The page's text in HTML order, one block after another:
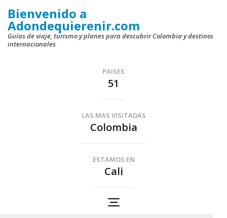
Saltar
contenido
Bienvenido a
Adondequierenir.com
Guías de viaje, turismo y planes para descubrir Colombia y destinos
internacionales
PAISES
51
LAS MAS VISITADAS
Colombia
ESTAMOS EN
Cali